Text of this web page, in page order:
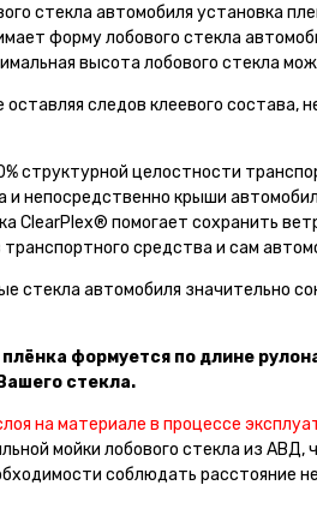
стекла автомобиля установка
форму лобового стекла
высота лобового стекла
следов клеевого состава,
структурной целостности
непосредственно крыши
ClearPlex® помогает сохранить
средства и сам
стекла автомобиля значительно
формуется по длине
стекла.
на материале в процессе
мойки лобового стекла из
соблюдать расстояние